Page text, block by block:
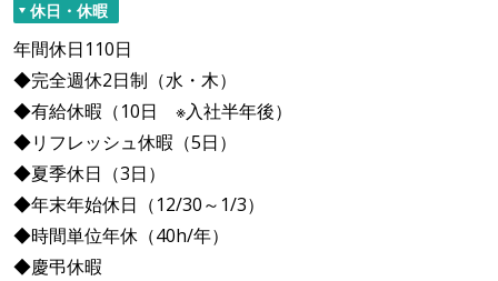
休日・休暇
年間休日110日
◆完全週休2日制（水・木）
◆有給休暇（10日 ※入社半年後）
◆リフレッシュ休暇（5日）
◆夏季休日（3日）
◆年末年始休日（12/30～1/3）
◆時間単位年休（40h/年）
◆慶弔休暇